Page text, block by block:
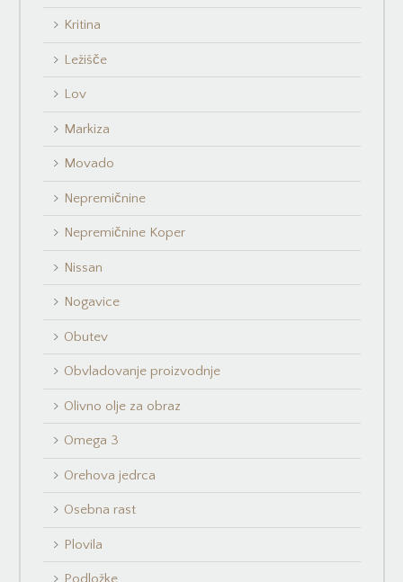
Kritina
Ležišče
Lov
Markiza
Movado
Nepremičnine
Nepremičnine Koper
Nissan
Nogavice
Obutev
Obvladovanje proizvodnje
Olivno olje za obraz
Omega 3
Orehova jedrca
Osebna rast
Plovila